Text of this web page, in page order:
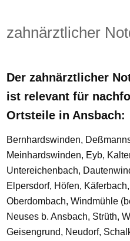
zahnärztlicher
Der zahnärztlicher
ist relevant für
Ortsteile in Ansbach:
Bernhardswinden,
Meinhardswinden, Eyb,
Untereichenbach,
Elpersdorf, Höfen,
Oberdombach, Windmühle
Neuses b. Ansbach, Strüth,
Geisengrund, Neudorf,